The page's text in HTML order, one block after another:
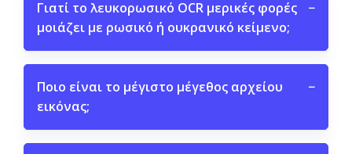
Γιατί το λευκορωσικό OCR μερικές φορές
μοιάζει με ρωσικό ή ουκρανικό κείμενο;
−
Ποιο είναι το μέγιστο μέγεθος αρχείου
εικόνας;
−